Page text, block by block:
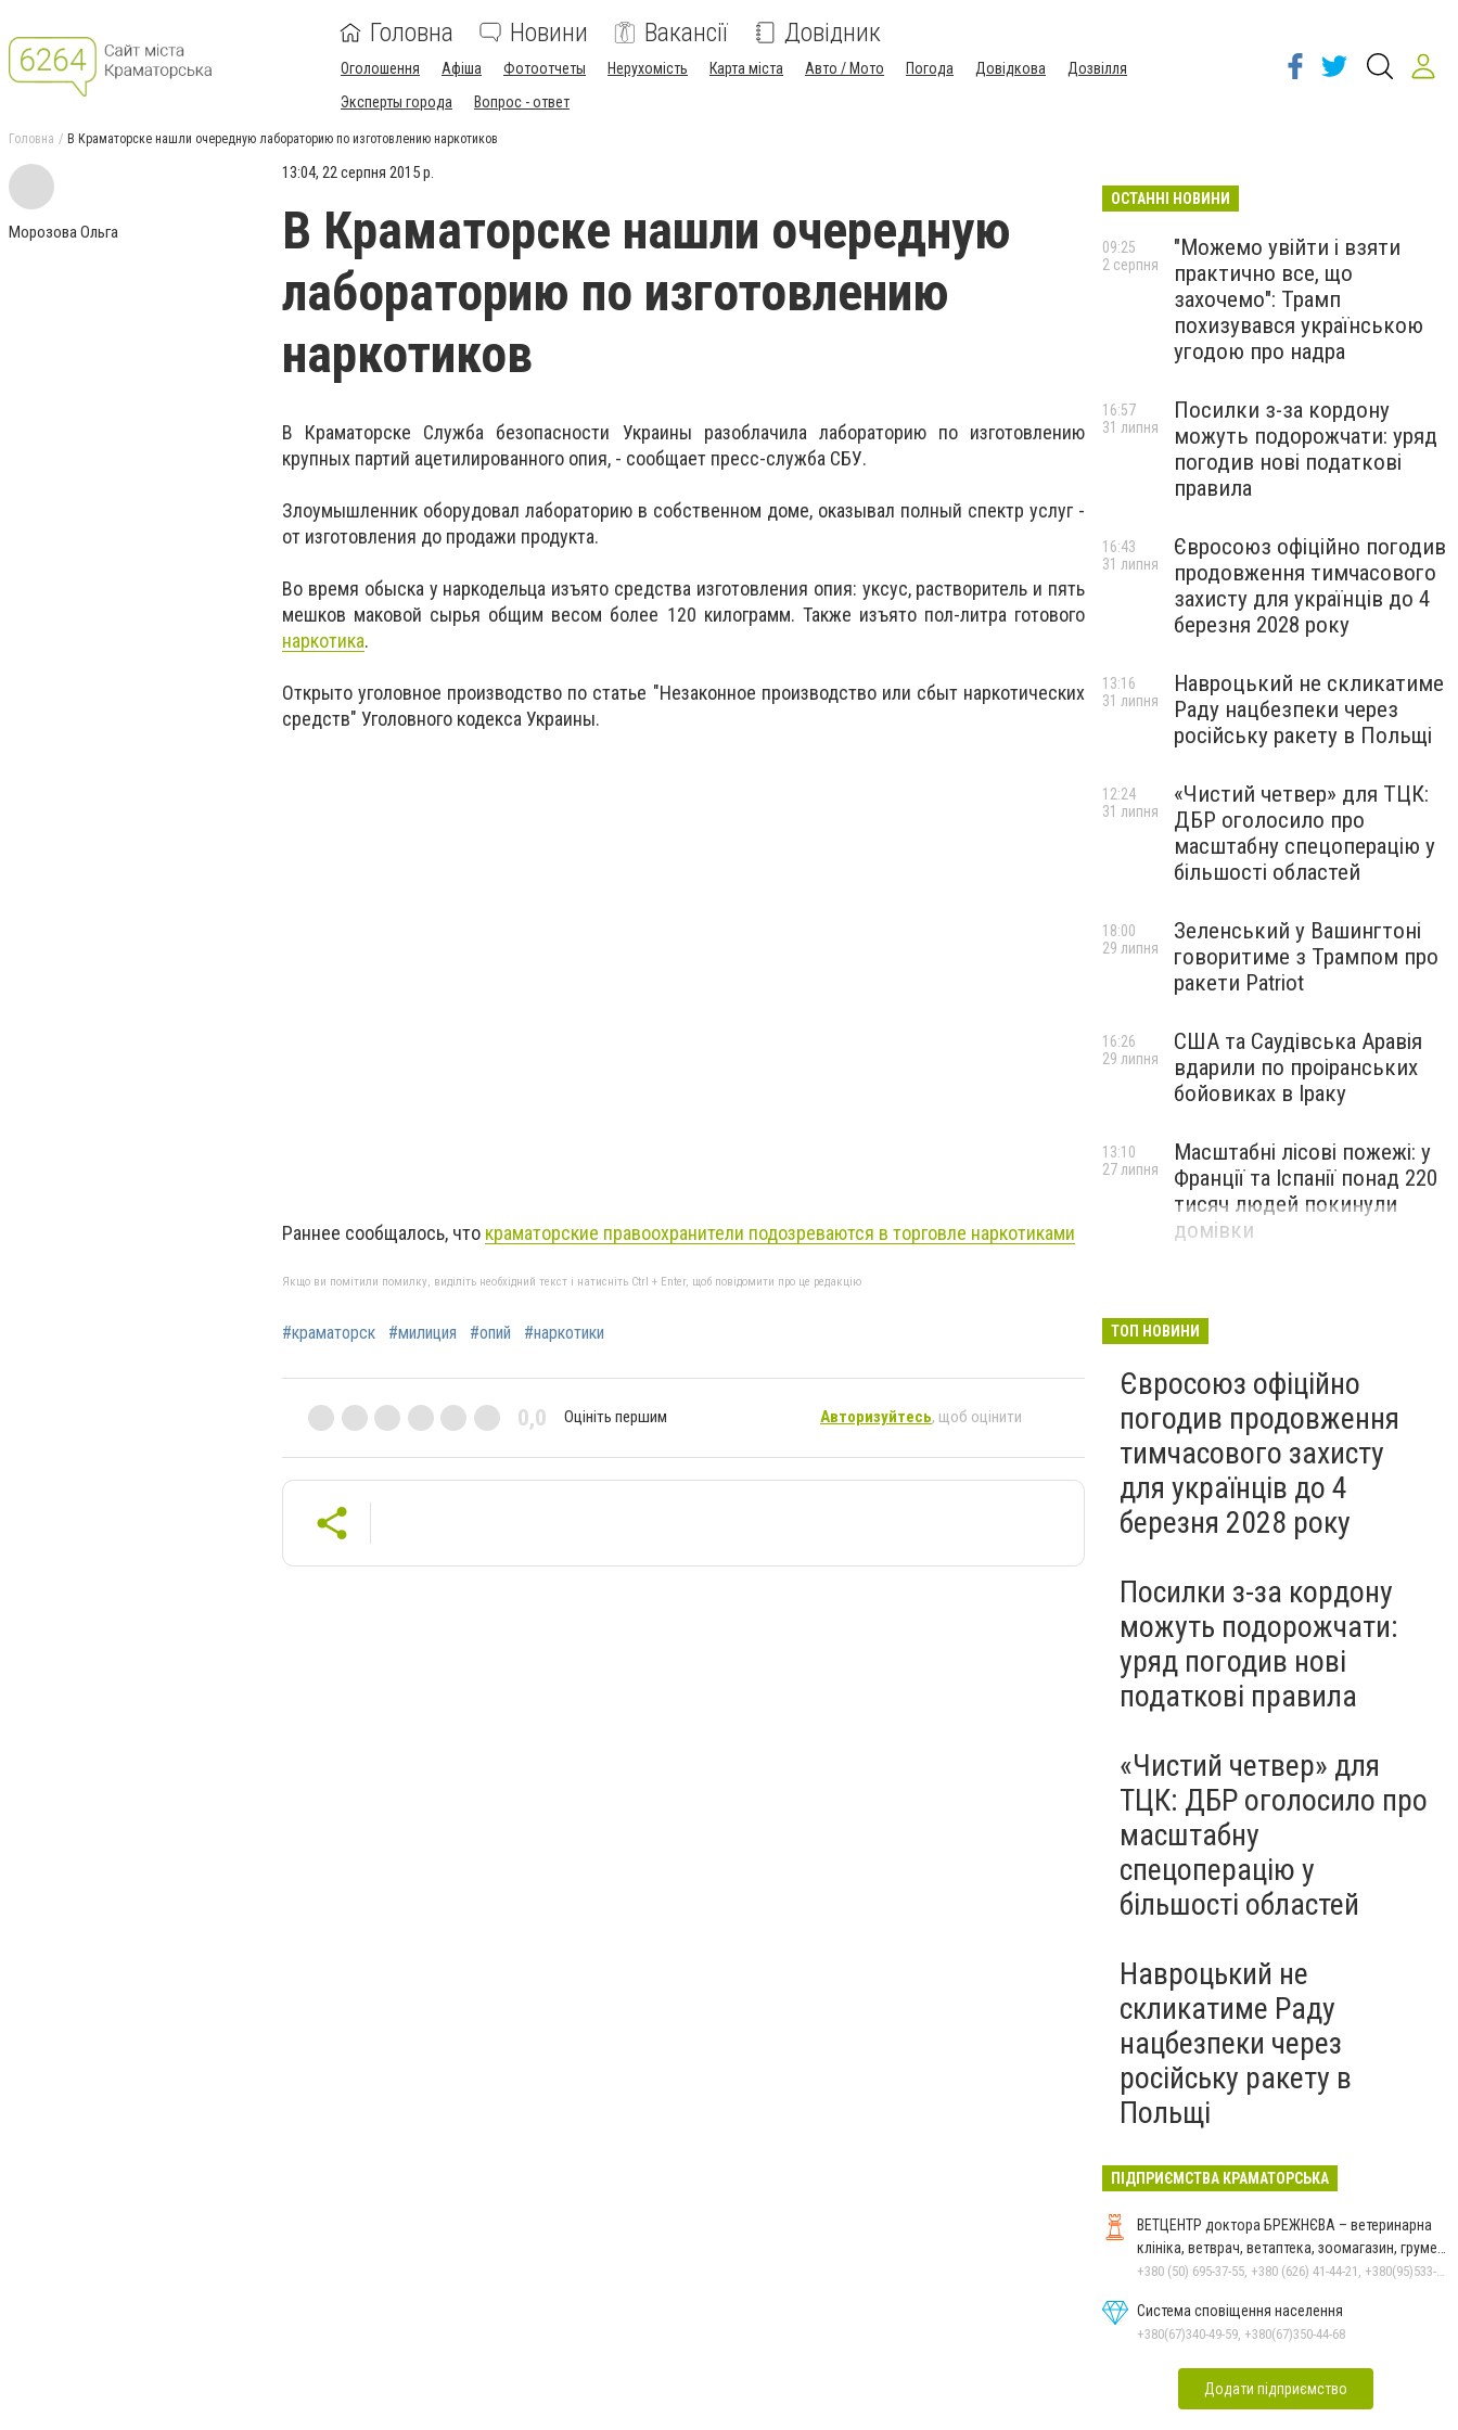
Головна Новини Вакансії Довідник
Оголошення Афіша Фотоотчеты Нерухомість Карта міста Авто / Мото Погода Довідкова
Дозвілля
Эксперты города
Вопрос - ответ
Головна В Краматорске нашли очередную лабораторию по изготовлению наркотиков
Морозова Ольга
13:04, 22 серпня 2015 р.
В Краматорске нашли очередную
лабораторию по изготовлению
наркотиков
В Краматорске Служба безопасности Украины разоблачила лабораторию по изготовлению
крупных партий ацетилированного опия, - сообщает пресс-служба СБУ.
Злоумышленник оборудовал лабораторию в собственном доме, оказывал полный спектр услуг -
от изготовления до продажи продукта.
Во время обыска у наркодельца изъято средства изготовления опия: уксус, растворитель и пять
мешков маковой сырья общим весом более 120 килограмм. Также изъято пол-литра готового
наркотика.
Открыто уголовное производство по статье "Незаконное производство или сбыт наркотических
средств" Уголовного кодекса Украины.
Раннее сообщалось, что краматорские правоохранители подозреваются в торговле наркотиками
Якщо ви помітили помилку, виділіть необхідний текст і натисніть Ctrl + Enter, щоб повідомити про це редакцію
#краматорск #милиция #опий #наркотики
0,0 Оцініть першим Авторизуйтесь, щоб оцінити
ОСТАННІ НОВИНИ
"Можемо увійти і взяти
практично все, що
захочемо": Трамп
похизувався українською
угодою про надра
09:25
2 серпня
Посилки з-за кордону
можуть подорожчати: уряд
погодив нові податкові
правила
16:57
31 липня
Євросоюз офіційно погодив
продовження тимчасового
захисту для українців до 4
березня 2028 року
16:43
31 липня
Навроцький не скликатиме
Раду нацбезпеки через
російську ракету в Польщі
13:16
31 липня
«Чистий четвер» для ТЦК:
ДБР оголосило про
масштабну спецоперацію у
більшості областей
12:24
31 липня
Зеленський у Вашингтоні
говоритиме з Трампом про
ракети Patriot
18:00
29 липня
США та Саудівська Аравія
вдарили по проіранських
бойовиках в Іраку
16:26
29 липня
Масштабні лісові пожежі: у
Франції та Іспанії понад 220
тисяч людей покинули
домівки
13:10
27 липня
ТОП НОВИНИ
Євросоюз офіційно
погодив продовження
тимчасового захисту
для українців до 4
березня 2028 року
Посилки з-за кордону
можуть подорожчати:
уряд погодив нові
податкові правила
«Чистий четвер» для
ТЦК: ДБР оголосило про
масштабну
спецоперацію у
більшості областей
Навроцький не
скликатиме Раду
нацбезпеки через
російську ракету в
Польщі
ПІДПРИЄМСТВА КРАМАТОРСЬКА
ВЕТЦЕНТР доктора БРЕЖНЄВА – ветеринарна
клініка, ветврач, ветаптека, зоомагазин, грумер,
стрижки.
+380 (50) 695-37-55, +380 (626) 41-44-21, +380(95)533-90-03
Система сповіщення населення
+380(67)340-49-59, +380(67)350-44-68
Додати підприємство